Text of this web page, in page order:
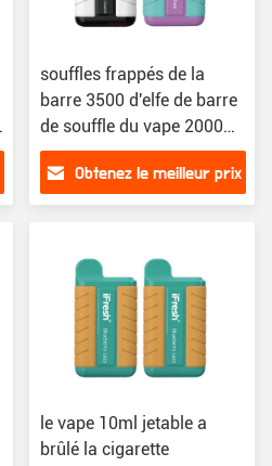
souffles frappés de la
barre 3500 d'elfe de barre
de souffle du vape 2000
jetables portatifs de
nicotine de vape de cosse
Obtenez le meilleur prix
le vape 10ml jetable a
brûlé la cigarette